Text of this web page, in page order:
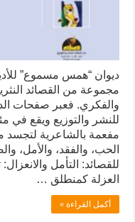
ديوان “همس مسموع”
مجموعة من القصائد
والفكري. فعبر صفحات
للنشر والتوزيع ويقع في
مفعمة بالشاعرية لتجسد
الحب، والفقد، والأمل،
للقصائد: التأمل
العزلة كمنطلق …
أكمل القراءة »